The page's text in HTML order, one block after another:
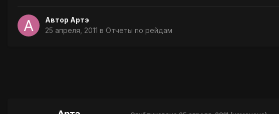
Автор Артэ
25 апреля, 2011 в Отчеты по рейдам